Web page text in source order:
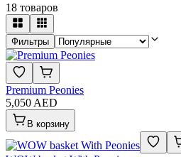
18 товаров
Фильтры
Premium Peonies
5,050 AED
В корзину